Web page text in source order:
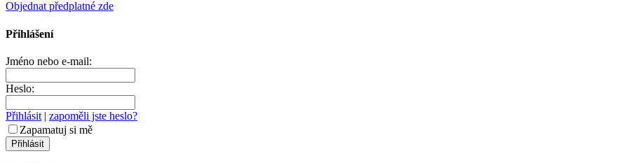
Objednat předplatné zde
Přihlášení
Jméno nebo e-mail:
Heslo:
Přihlásit | zapoměli jste heslo?
Zapamatuj si mě